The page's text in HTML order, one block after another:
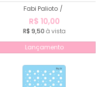
Fabi Palioto /
R$ 10,00
R$ 9,50 à vista
Lançamento